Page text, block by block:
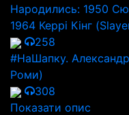
Народились: 1950
1964 Керрі Кінг
258
#НаШапку.
Роми)
308
Показати опис